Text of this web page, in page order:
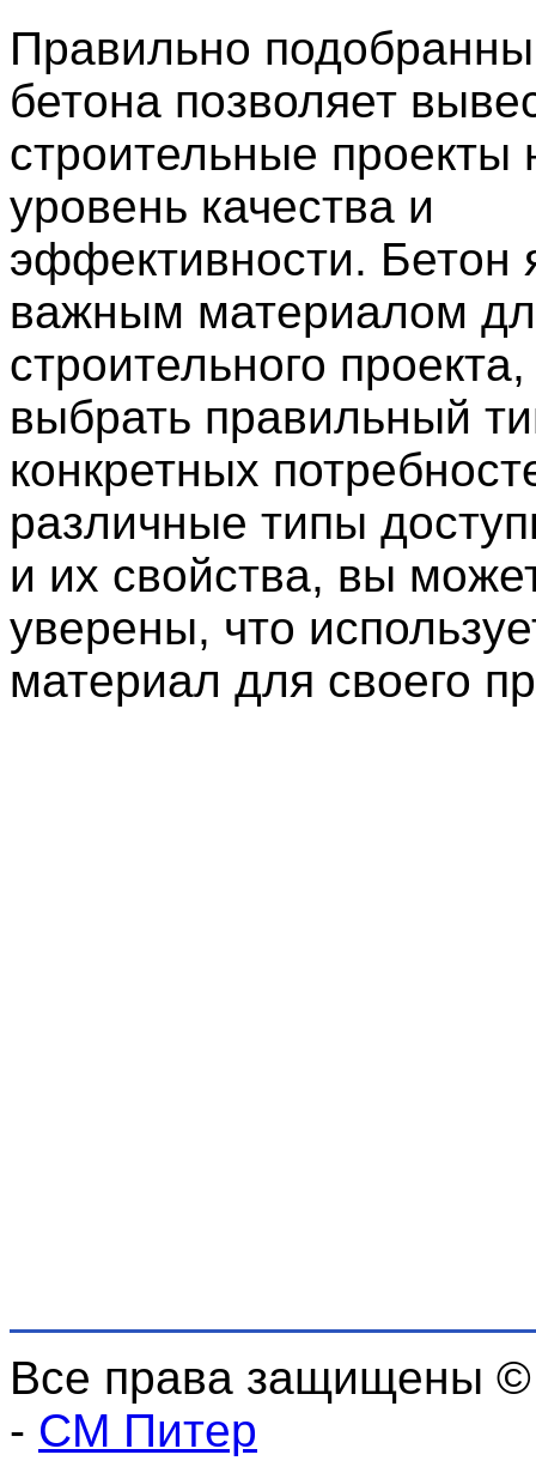
Правильно
бетона позволяет
строительные проекты
уровень качества и
эффективности. Бетон
важным материалом
строительного
выбрать правильный
конкретных
различные типы
и их свойства, вы
уверены, что
материал для своего
Все права защищены
- СМ Питер